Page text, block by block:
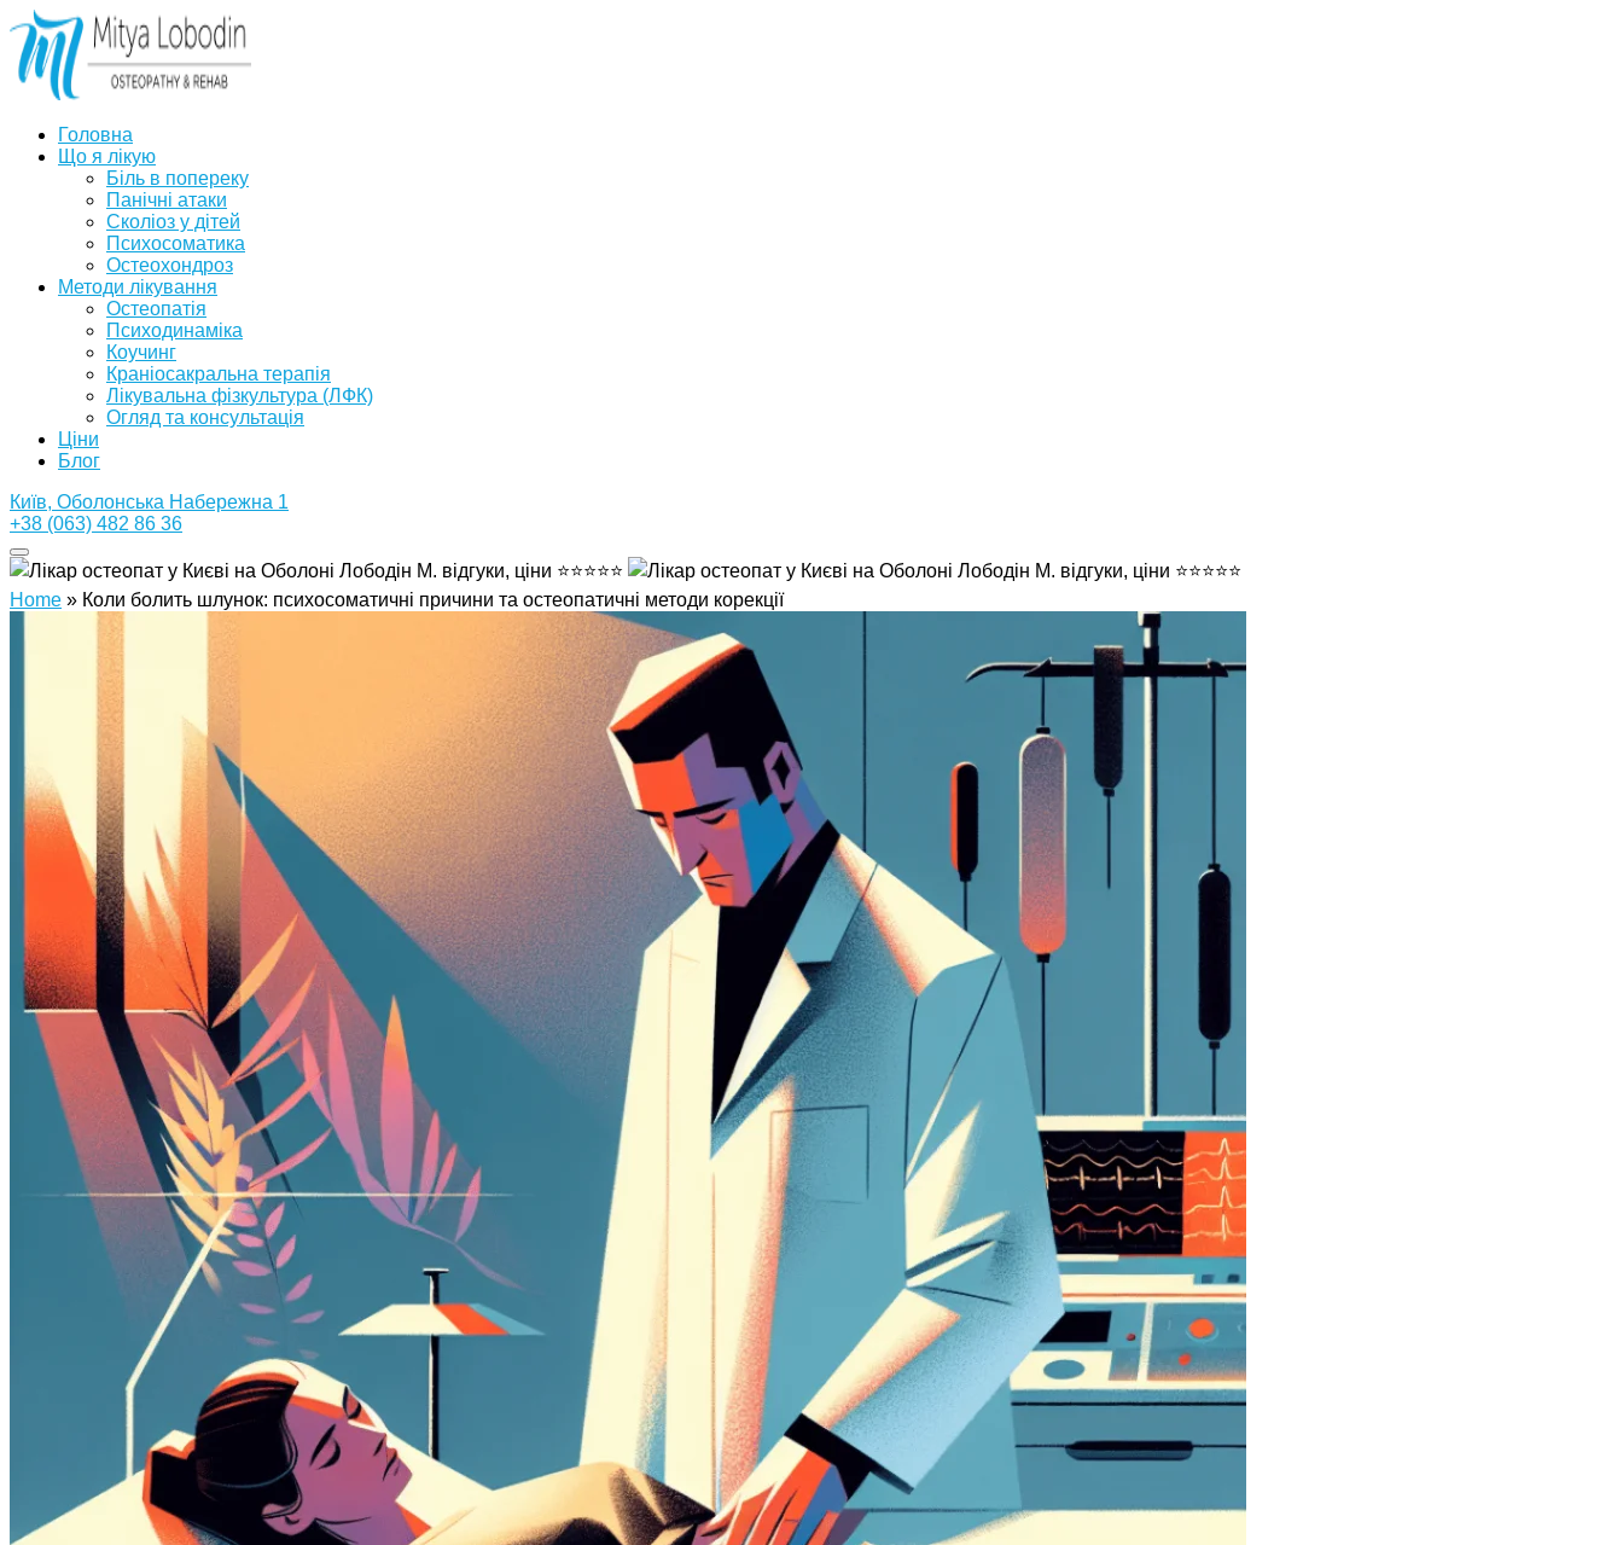
Головна
Що я лікую
Біль в попереку
Панічні атаки
Сколіоз у дітей
Психосоматика
Остеохондроз
Методи лікування
Остеопатія
Психодинаміка
Коучинг
Краніосакральна терапія
Лікувальна фізкультура (ЛФК)
Огляд та консультація
Ціни
Блог
Київ, Оболонська Набережна 1
+38 (063) 482 86 36
Home » Коли болить шлунок: психосоматичні причини та остеопатичні методи корекції